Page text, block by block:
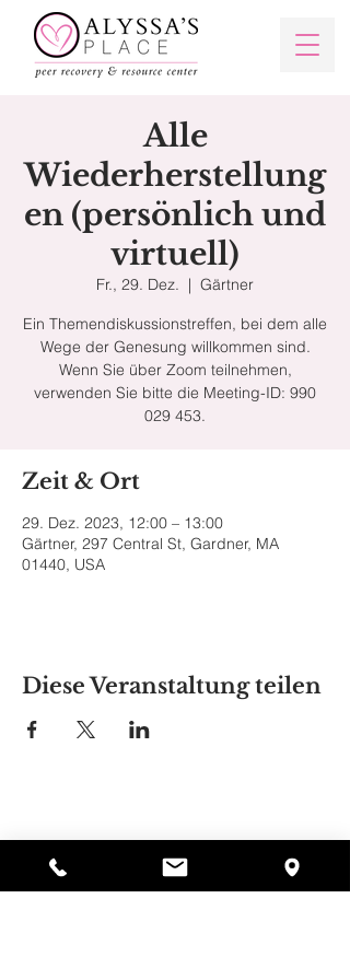
Alle
Wiederherstellung
en (persönlich und
virtuell)
Fr., 29. Dez.
  |
Gärtner
Ein Themendiskussionstreffen, bei dem alle
Wege der Genesung willkommen sind.
Wenn Sie über Zoom teilnehmen,
verwenden Sie bitte die Meeting-ID: 990
029 453.
Zeit & Ort
29. Dez. 2023, 12:00 – 13:00
Gärtner, 297 Central St, Gardner, MA
01440, USA
Diese Veranstaltung teilen
987-364-0920